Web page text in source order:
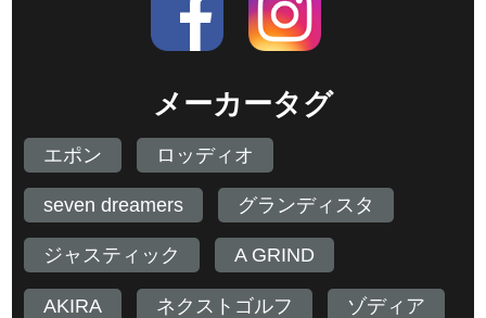
メーカータグ
エポン ロッディオ
seven dreamers グランディスタ
ジャスティック A GRIND
AKIRA ネクストゴルフ ゾディア